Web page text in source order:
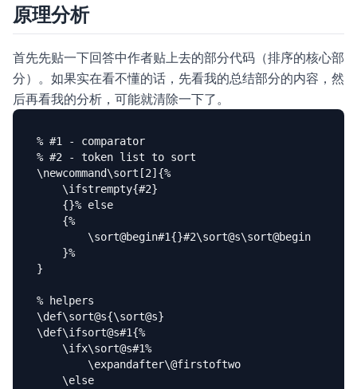
原理分析
首先先贴一下回答中作者贴上去的部分代码（排序的核心部
分）。如果实在看不懂的话，先看我的总结部分的内容，然
后再看我的分析，可能就清除一下了。
% #1 - comparator
% #2 - token list to sort
\newcommand\sort[2]{%
    \ifstrempty{#2}
    {}% else
    {%
        \sort@begin#1{}#2\sort@s\sort@begin
    }%
}
% helpers
\def\sort@s{\sort@s}
\def\ifsort@s#1{%
    \ifx\sort@s#1%
        \expandafter\@firstoftwo
    \else